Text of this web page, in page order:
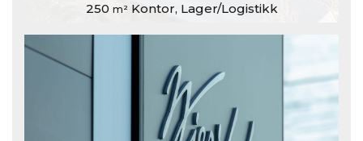
250 m²Kontor, Lager/Logistikk